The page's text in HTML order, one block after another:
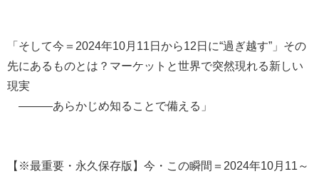
「そして今＝2024年10月11日から12日に“過ぎ越す”」その
先にあるものとは？マーケットと世界で突然現れる新しい
現実
―――あらかじめ知ることで備える」
【※最重要・永久保存版】今・この瞬間＝2024年10月11～